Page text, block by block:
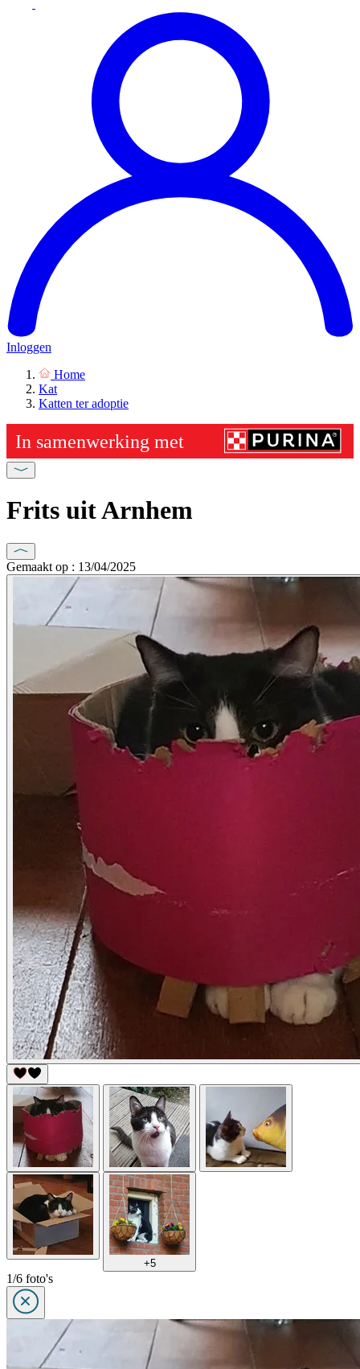
Inloggen
Home
Kat
Katten ter adoptie
Frits uit Arnhem
Gemaakt op : 13/04/2025
+5
1/6 foto's